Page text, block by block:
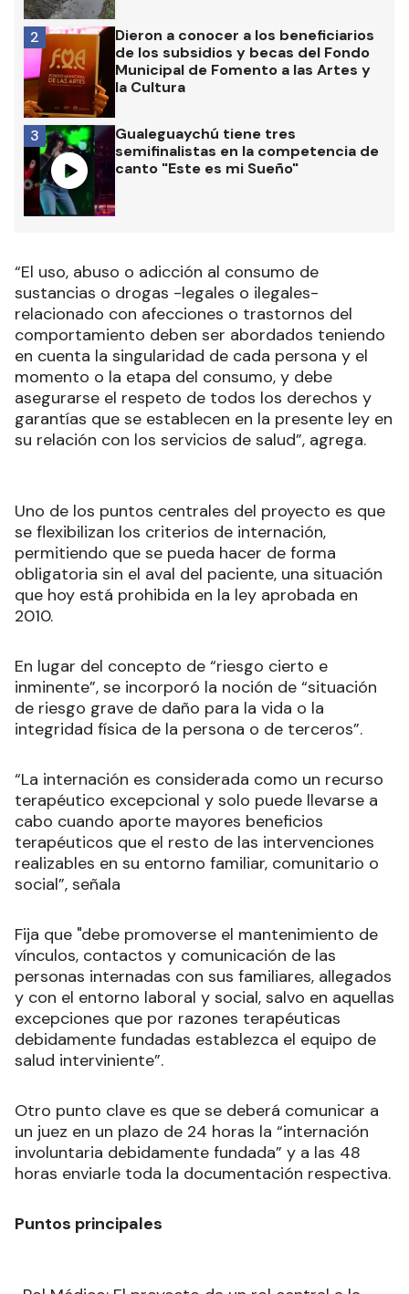
Dieron a conocer a los beneficiarios
de los subsidios y becas del Fondo
Municipal de Fomento a las Artes y
la Cultura
2
Gualeguaychú tiene tres
semifinalistas en la competencia de
canto "Este es mi Sueño"
3
“El uso, abuso o adicción al consumo de
sustancias o drogas -legales o ilegales-
relacionado con afecciones o trastornos del
comportamiento deben ser abordados teniendo
en cuenta la singularidad de cada persona y el
momento o la etapa del consumo, y debe
asegurarse el respeto de todos los derechos y
garantías que se establecen en la presente ley en
su relación con los servicios de salud”, agrega.
Uno de los puntos centrales del proyecto es que
se flexibilizan los criterios de internación,
permitiendo que se pueda hacer de forma
obligatoria sin el aval del paciente, una situación
que hoy está prohibida en la ley aprobada en
2010.
En lugar del concepto de “riesgo cierto e
inminente”, se incorporó la noción de “situación
de riesgo grave de daño para la vida o la
integridad física de la persona o de terceros”.
“La internación es considerada como un recurso
terapéutico excepcional y solo puede llevarse a
cabo cuando aporte mayores beneficios
terapéuticos que el resto de las intervenciones
realizables en su entorno familiar, comunitario o
social”, señala
Fija que "debe promoverse el mantenimiento de
vínculos, contactos y comunicación de las
personas internadas con sus familiares, allegados
y con el entorno laboral y social, salvo en aquellas
excepciones que por razones terapéuticas
debidamente fundadas establezca el equipo de
salud interviniente”.
Otro punto clave es que se deberá comunicar a
un juez en un plazo de 24 horas la “internación
involuntaria debidamente fundada” y a las 48
horas enviarle toda la documentación respectiva.
Puntos principales